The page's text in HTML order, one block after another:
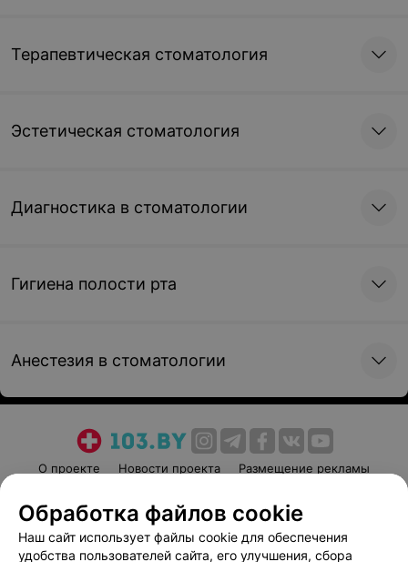
Терапевтическая стоматология
Эстетическая стоматология
Диагностика в стоматологии
Гигиена полости рта
Анестезия в стоматологии
О проекте Новости проекта
Размещение рекламы
Пользовательское соглашение
Способы оплаты
Вакансии
Партнеры
Обработка файлов cookie
Наш сайт использует файлы cookie для обеспечения
удобства пользователей сайта, его улучшения, сбора